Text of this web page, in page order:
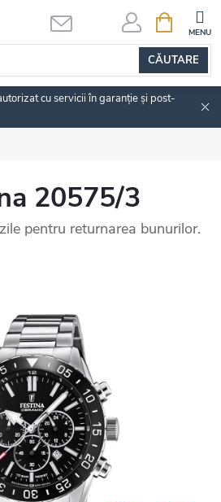
CĂUTARE
DE
cu servicii în garanție și post-
20575/3
pentru returnarea bunurilor.